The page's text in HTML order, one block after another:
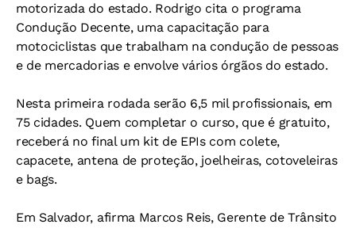
motorizada do estado. Rodrigo cita o programa
Condução Decente, uma capacitação para
motociclistas que trabalham na condução de pessoas
e de mercadorias e envolve vários órgãos do estado.
Nesta primeira rodada serão 6,5 mil profissionais, em
75 cidades. Quem completar o curso, que é gratuito,
receberá no final um kit de EPIs com colete,
capacete, antena de proteção, joelheiras, cotoveleiras
e bags.
Em Salvador, afirma Marcos Reis, Gerente de Trânsito